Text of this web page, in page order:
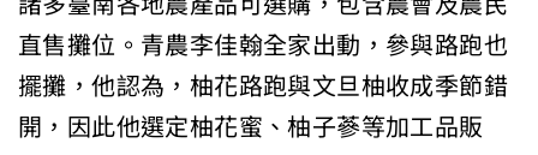
直售攤位。青農李佳翰全家出動，參與路跑也
擺攤，他認為，柚花路跑與文旦柚收成季節錯
開，因此他選定柚花蜜、柚子蔘等加工品販